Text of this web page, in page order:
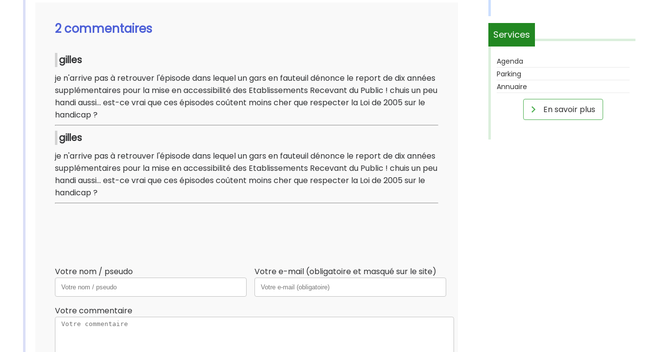
2 commentaires
gilles
je n'arrive pas à retrouver l'épisode dans lequel un gars en fauteuil dénonce le report de dix années
supplémentaires pour la mise en accessibilité des Etablissements Recevant du Public ! chuis un peu
handi aussi... est-ce vrai que ces épisodes coûtent moins cher que respecter la Loi de 2005 sur le
handicap ?
gilles
je n'arrive pas à retrouver l'épisode dans lequel un gars en fauteuil dénonce le report de dix années
supplémentaires pour la mise en accessibilité des Etablissements Recevant du Public ! chuis un peu
handi aussi... est-ce vrai que ces épisodes coûtent moins cher que respecter la Loi de 2005 sur le
handicap ?
Votre nom / pseudo Votre e-mail (obligatoire et masqué sur le site)
Votre commentaire
Services
Agenda
Parking
Annuaire
En savoir plus